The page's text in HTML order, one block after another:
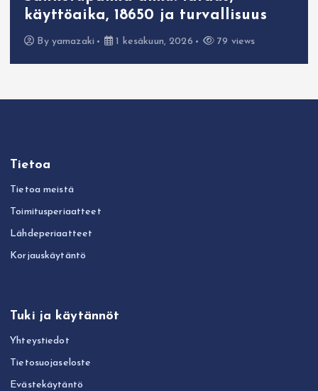
käyttöaika, 18650 ja turvallisuus
By yamazaki 1 kesäkuun, 2026 79 views
Tietoa
Tietoa meistä
Toimitusperiaatteet
Lähdeperiaatteet
Korjauskäytäntö
Tuki ja käytännöt
Yhteystiedot
Tietosuojaseloste
Evästekäytäntö